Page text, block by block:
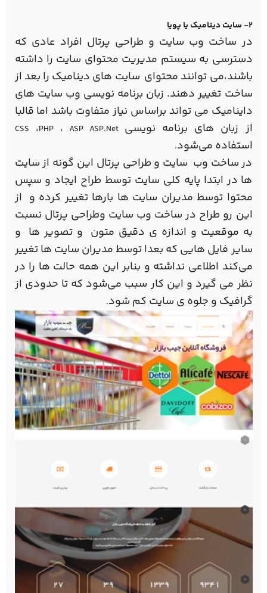
2- سایت دینامیک یا پویا
در ساخت وب سایت و طراحی پرتال افراد عادی که
دسترسی به سیستم مدیریت محتوای سایت را داشته
باشند،می توانند محتوای سایت های دینامیک را بعد از
ساخت تغییر دهند. زبان برنامه نویسی وب سایت های
داینامیک می تواند براساس نیاز متفاوت باشد اما قالبا
از زبان های برنامه نویسی ASP ASP.Net ،PHP، CSS
استفاده می‌شود.
در ساخت وب سایت و طراحی پرتال این گونه از سایت
ها در ابتدا پایه کلی سایت توسط طراح ایجاد و سپس
محتوا توسط مدیران سایت ها بارها تغییر کرده و از
این رو طراح در ساخت وب سایت وطراحی پرتال نسبت
به موقعیت و اندازه ی دقیق متون و تصویر ها و
سایر فایل هایی که بعدا توسط مدیران سایت ها تغییر
می‌کند اطلاعی نداشته و بنابر این همه حالت ها را در
نظر می گیرد و این کار سبب می‌شود که تا حدودی از
گرافیک و جلوه ی سایت کم شود.